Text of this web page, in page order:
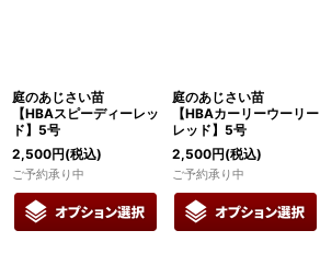
庭のあじさい苗
【HBAスピーディーレッ
ド】5号
2,500円(税込)
ご予約承り中
庭のあじさい苗
【HBAカーリーウーリー
レッド】5号
2,500円(税込)
ご予約承り中